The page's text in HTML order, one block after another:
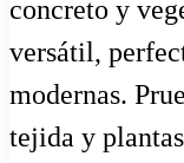
concreto y
versátil,
modernas.
tejida y